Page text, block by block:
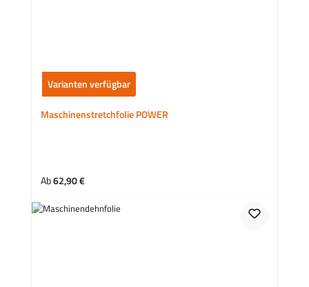
Varianten verfügbar
Maschinenstretchfolie POWER
Regulärer Preis:
Ab62,90 €